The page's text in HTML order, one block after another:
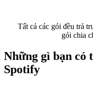
Tất cả các gói đều trả
gói chia
Những gì bạn có
Spotify